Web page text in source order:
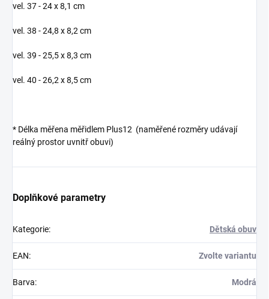
vel. 37 - 24 x 8,1 cm
vel. 38 - 24,8 x 8,2 cm
vel. 39 - 25,5 x 8,3 cm
vel. 40 - 26,2 x 8,5 cm
* Délka měřena měřidlem Plus12 (naměřené rozměry udávají
reálný prostor uvnitř obuvi)
Doplňkové parametry
Kategorie: Dětská obuv
EAN: Zvolte variantu
Barva: Modrá